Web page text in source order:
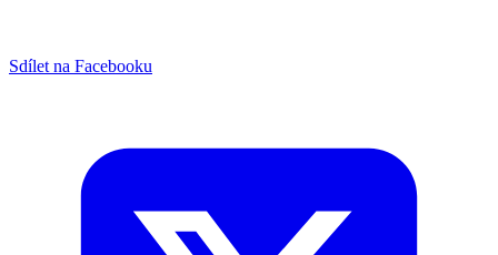
Sdílet na Facebooku